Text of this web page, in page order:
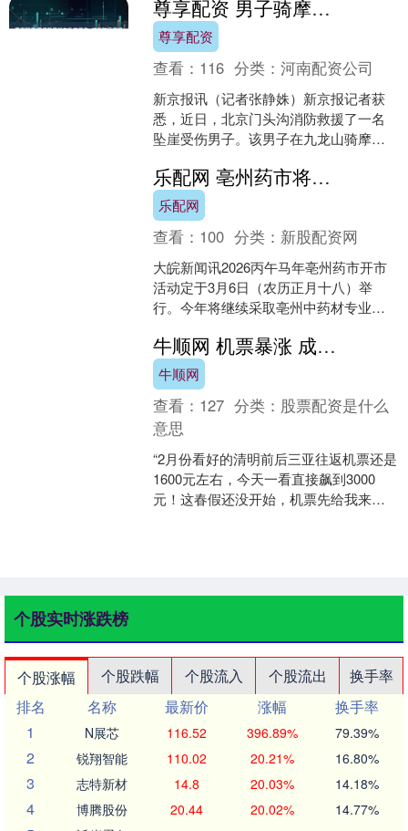
题发现率4.98%。.... 尊享配资 男子骑摩托车坠崖受伤, 被消防员用担架抬下山
尊享配资
查看： 116 分类：河南配资公司
新京报讯（记者张静姝）新京报记者获
悉，近日，北京门头沟消防救援了一名
坠崖受伤男子。该男子在九龙山骑摩托
火速出动，历经近两小时紧....
乐配网 亳州药市将于农历正月十八开市
乐配网
查看： 100 分类： 新股配资网
大皖新闻讯2026丙午马年亳州药市开市
活动定于3月6日（农历正月十八）举
行。今年将继续采取亳州中药材专业市
同步进行的形式，以庄....
牛顺网 机票暴涨 成都一家长淡定回应
牛顺网
查看： 127 分类： 股票配资是什么
意思
“2月份看好的清明前后三亚往返机票还是
1600元左右，今天一看直接飙到3000
元！这春假还没开始，机票先给我来了
个股实时涨跌榜
个股涨幅 个股跌幅 个股流入 个股流出
换手率
排名
名称 最新价 涨幅
换手率
1
N展芯 116.52 396.89% 79.39%
2 锐翔智能 110.02 20.21% 16.80%
3 志特新材 14.8 20.03% 14.18%
4 博腾股份 20.44 20.02% 14.77%